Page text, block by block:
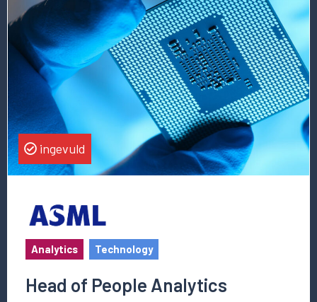
deze
vacature
Head
People
Analytics
ingevuld
Analytics Technology
Head of People Analytics